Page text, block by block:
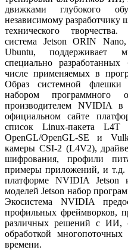
движками глубокого
независимому
технического
система Jetson ORIN
Ubuntu, поддерживает
специально
числе применяемых в
Образ системной
набором программного
производителем NVIDIA в
официальном сайте
список Linux-пакета L4T
OpenGL/OpenGL-SE и
камеры CSI-2 (L4V2),
шифрования, профили
примеры приложений, и т.д.
платформе NVIDIA Jetson
моделей Jetson набор
Экосистема NVIDIA
профильных фреймворков,
различных решений с ИИ,
обработкой
времени.